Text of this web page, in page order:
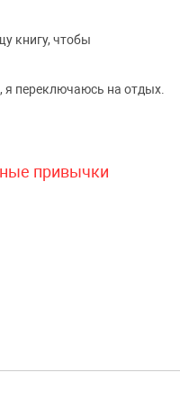
книгу, чтобы
я переключаюсь на отдых.
привычки